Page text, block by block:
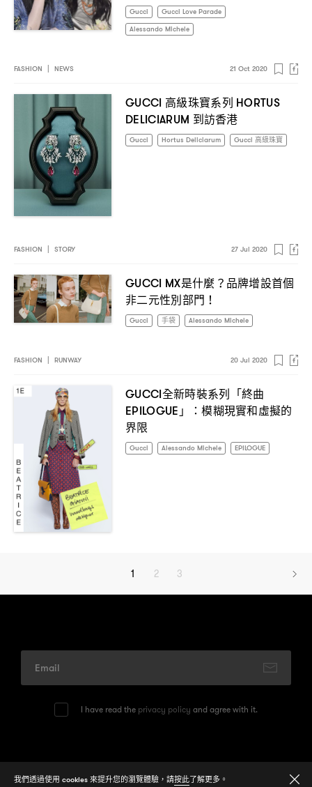
Gucci
Gucci Love Parade
Alessando Michele
FASHION NEWS 21 Oct 2020
GUCCI 高級珠寶系列 HORTUS
DELICIARUM 到訪香港
Gucci Hortus Deliciarum Gucci 高級珠寶
FASHION STORY 27 Jul 2020
GUCCI MX是什麼 ？ 品牌增設首個
非二元性別部門 ！
Gucci 手袋 Alessando Michele
FASHION RUNWAY 20 Jul 2020
GUCCI全新時裝系列「終曲
EPILOGUE 」 ：模糊現實和虛擬的
界限
Gucci Alessando Michele EPILOGUE
1 2 3
I have read the privacy policy and agree with it.
我們透過使用 cookies 來提升您的瀏覽體驗，請按此了解更多。